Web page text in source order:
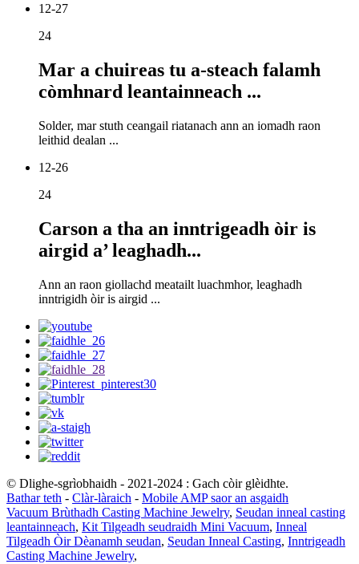
12-27
24
Mar a chuireas tu a-steach falamh
còmhnard leantainneach ...
Solder, mar stuth ceangail riatanach ann an iomadh raon
leithid dealan ...
12-26
24
Carson a tha an inntrigeadh òir is
airgid a’ leaghadh...
Ann an raon giollachd meatailt luachmhor, leaghadh
inntrigidh òir is airgid ...
© Dlighe-sgrìobhaidh - 2021-2024 : Gach còir glèidhte.
Bathar teth - Clàr-làraich - Mobile AMP saor an asgaidh
Vacuum Brùthadh Casting Machine Jewelry, Seudan inneal casting
leantainneach, Kit Tilgeadh seudraidh Mini Vacuum, Inneal
Tilgeadh Òir Dèanamh seudan, Seudan Inneal Casting, Inntrigeadh
Casting Machine Jewelry,